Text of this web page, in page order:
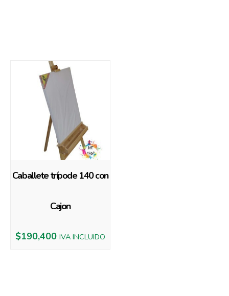
Caballete trípode 140 con
Cajon
$190,400 IVA INCLUIDO